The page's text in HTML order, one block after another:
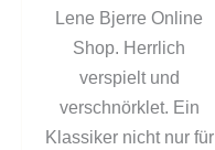
Lene Bjerre Online
Shop. Herrlich
verspielt und
verschnörklet. Ein
Klassiker nicht nur für